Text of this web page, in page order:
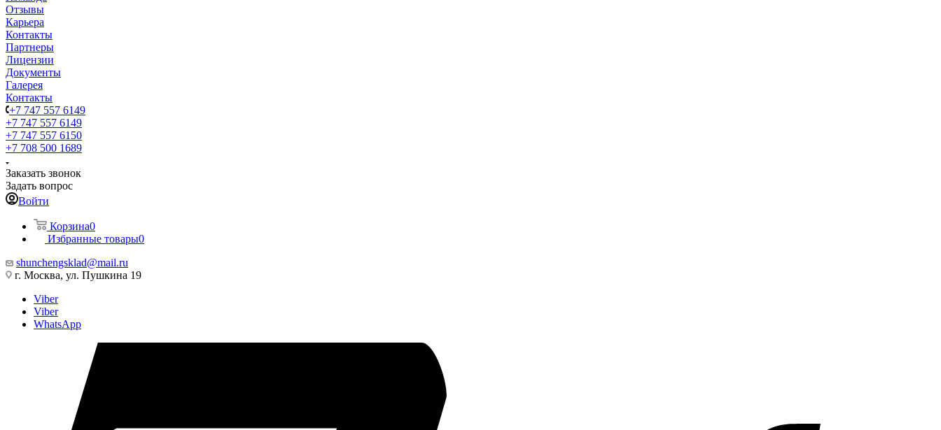
Отзывы
Карьера
Контакты
Партнеры
Лицензии
Документы
Галерея
Контакты
+7 747 557 6149
+7 747 557 6149
+7 747 557 6150
+7 708 500 1689
Заказать звонок
Задать вопрос
Войти
Корзина0
Избранные товары0
shunchengsklad@mail.ru
г. Москва, ул. Пушкина 19
Viber
Viber
WhatsApp